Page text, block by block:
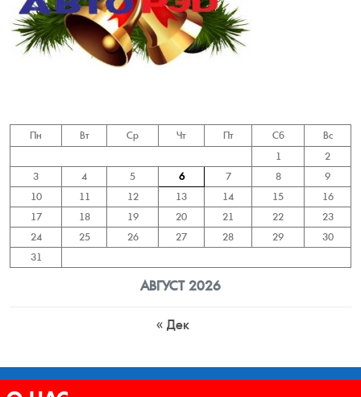
АВГУСТ 2026
Пн Вт Ср Чт Пт Сб
Вс
1
2
3
4 5 6 7 8
9
10
11 12 13 14 15
16
17
18 19 20 21 22
23
24
25 26 27 28 29
30
31
« Дек